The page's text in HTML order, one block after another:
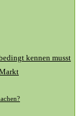
kennen musst